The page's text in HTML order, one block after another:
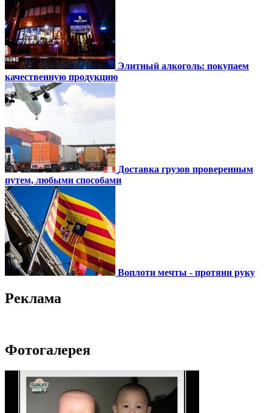
Элитный алкоголь: покупаем
качественную продукцию
Доставка грузов проверенным
путем, любыми способами
Воплоти мечты - протяни руку
Реклама
Фотогалерея